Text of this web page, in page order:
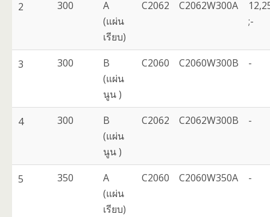
2 300
A
(แผ่น
เรียบ)
C2062 C2062W300A
;-
3 300
B
(แผ่น
นูน )
C2060 C2060W300B -
4 300
B
(แผ่น
นูน )
C2062 C2062W300B -
5 350
A
(แผ่น
เรียบ)
C2060 C2060W350A -